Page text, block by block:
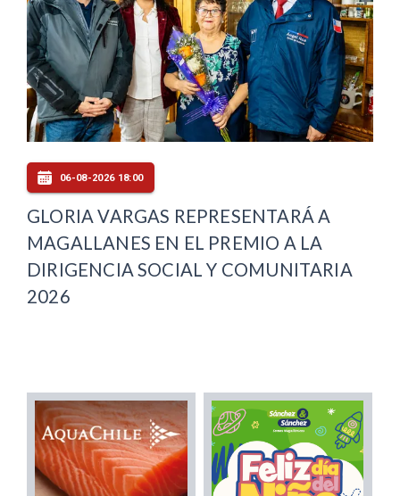
06-08-2026 18:00
GLORIA VARGAS REPRESENTARÁ A
MAGALLANES EN EL PREMIO A LA
DIRIGENCIA SOCIAL Y COMUNITARIA
2026